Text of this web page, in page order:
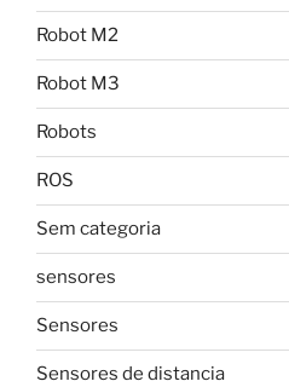
Robot M2
Robot M3
Robots
ROS
Sem categoria
sensores
Sensores
Sensores de distancia